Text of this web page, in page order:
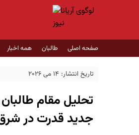
صفحه اصلی طالبان همه اخبار
تاریخ انتشار: 14 می 2026
تحلیل مقام
جدید قدرت در